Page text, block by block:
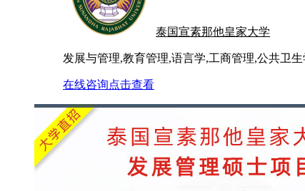
泰国宣素那他皇家大学
发展与管理,教育管理,语言学,工商管理,公共卫
在线咨询点击查看